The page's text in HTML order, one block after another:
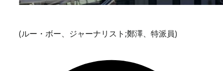
(ルー・ボー、ジャーナリスト;鄭澤、特派員)